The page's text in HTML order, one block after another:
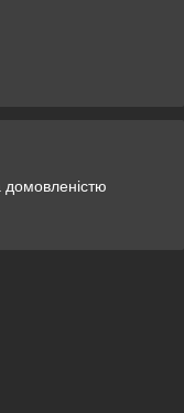
домовленістю